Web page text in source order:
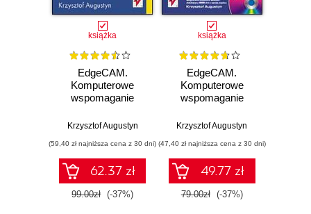
książka
EdgeCAM.
Komputerowe
wspomaganie
Wydanie II
Krzysztof Augustyn
(59,40 zł najniższa cena z 30 dni)
62.37 zł
99.00zł (-37%)
książka
EdgeCAM.
Komputerowe
wspomaganie
skrawaniem
Krzysztof Augustyn
(47,40 zł najniższa cena z 30 dni)
49.77 zł
79.00zł (-37%)